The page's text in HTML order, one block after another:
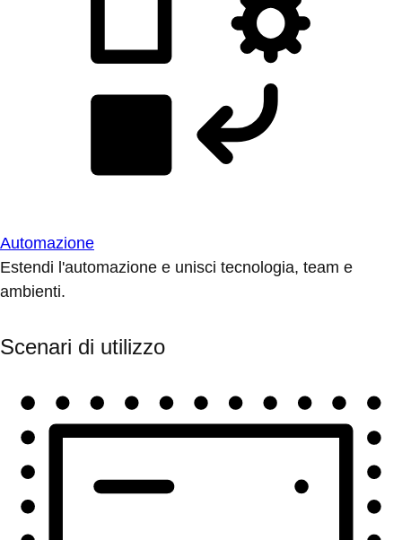
Automazione
Estendi l'automazione e unisci tecnologia, team e
ambienti.
Scenari di utilizzo